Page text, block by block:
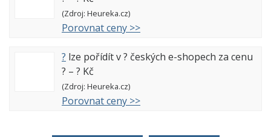
(Zdroj: Heureka.cz)
Porovnat ceny >>
? lze pořídít v? českých e-shopech za cenu
? – ? Kč
(Zdroj: Heureka.cz)
Porovnat ceny >>